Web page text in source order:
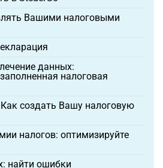
Вашими налоговыми
данных:
налоговая
создать Вашу налоговую
налогов: оптимизируйте
найти ошибки